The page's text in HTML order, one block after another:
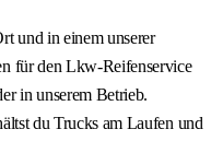
und in einem unserer
für den Lkw-Reifenservice
in unserem Betrieb.
du Trucks am Laufen und